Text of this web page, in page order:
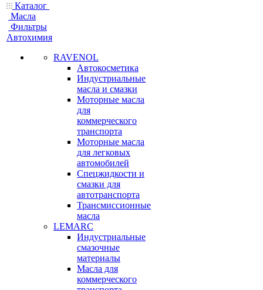
Каталог
Масла
Фильтры
Автохимия
RAVENOL
Автокосметика
Индустриальные
масла и смазки
Моторные масла
для
коммерческого
транспорта
Моторные масла
для легковых
автомобилей
Спецжидкости и
смазки для
автотранспорта
Трансмиссионные
масла
LEMARC
Индустриальные
смазочные
материалы
Масла для
коммерческого